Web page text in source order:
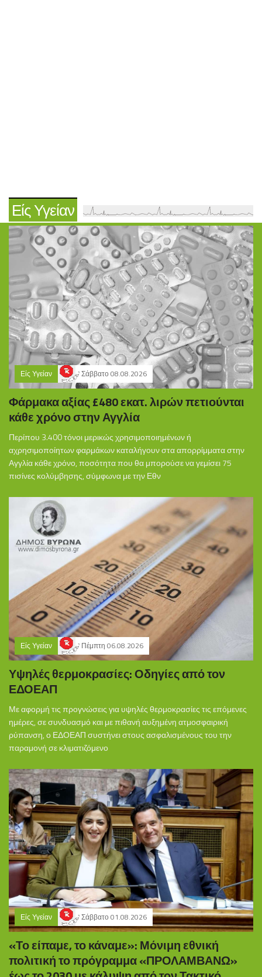
Είς Υγείαν
Είς Υγείαν Σάββατο 08.08.2026
Φάρμακα αξίας £480 εκατ. λιρών πετιούνται
κάθε χρόνο στην Αγγλία
Περίπου 3.400 τόνοι μερικώς χρησιμοποιημένων ή
αχρησιμοποίητων φαρμάκων καταλήγουν στα απορρίμματα στην
Αγγλία κάθε χρόνο, ποσότητα που θα μπορούσε να γεμίσει 75
πισίνες κολύμβησης, σύμφωνα με την Εθν
Είς Υγείαν Πέμπτη 06.08.2026
Υψηλές θερμοκρασίες: Οδηγίες από τον
ΕΔΟΕΑΠ
Με αφορμή τις προγνώσεις για υψηλές θερμοκρασίες τις επόμενες
ημέρες, σε συνδυασμό και με πιθανή αυξημένη ατμοσφαιρική
ρύπανση, ο ΕΔΟΕΑΠ συστήνει στους ασφαλισμένους του την
παραμονή σε κλιματιζόμενο
Είς Υγείαν Σάββατο 01.08.2026
«Το είπαμε, το κάναμε»: Μόνιμη εθνική
πολιτική το πρόγραμμα «ΠΡΟΛΑΜΒΑΝΩ»